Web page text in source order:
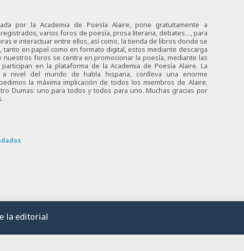
por la Academia de Poesía Alaire, pone gratuitamente a
varios foros de poesía, prosa literaria, debates…, para
e interactuar entre ellos, así como, la tienda de libros donde se
tanto en papel como en formato digital, estos mediante descarga
nuestros foros se centra en promocionar la poesía, mediante las
en la plataforma de la Academia de Poesía Alaire. La
nivel del mundo de habla hispana, conlleva una enorme
la máxima implicación de todos los miembros de Alaire.
Dumas: uno para todos y todos para uno. Muchas gracias por
la editorial